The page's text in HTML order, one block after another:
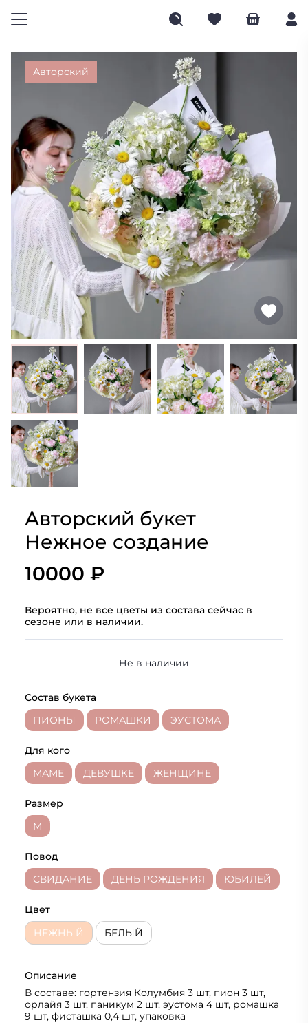
Авторский
Авторский букет
Нежное создание
10000 ₽
Вероятно, не все цветы из состава сейчас в
сезоне или в наличии.
Не в наличии
Состав букета
ПИОНЫ
РОМАШКИ ЭУСТОМА
Для кого
МАМЕ
ДЕВУШКЕ ЖЕНЩИНЕ
Размер
M
Повод
СВИДАНИЕ
ДЕНЬ РОЖДЕНИЯ ЮБИЛЕЙ
Цвет
НЕЖНЫЙ
БЕЛЫЙ
Описание
В составе: гортензия Колумбия 3 шт, пион 3 шт,
орлайя 3 шт, паникум 2 шт, эустома 4 шт, ромашка
9 шт, фисташка 0,4 шт, упаковка